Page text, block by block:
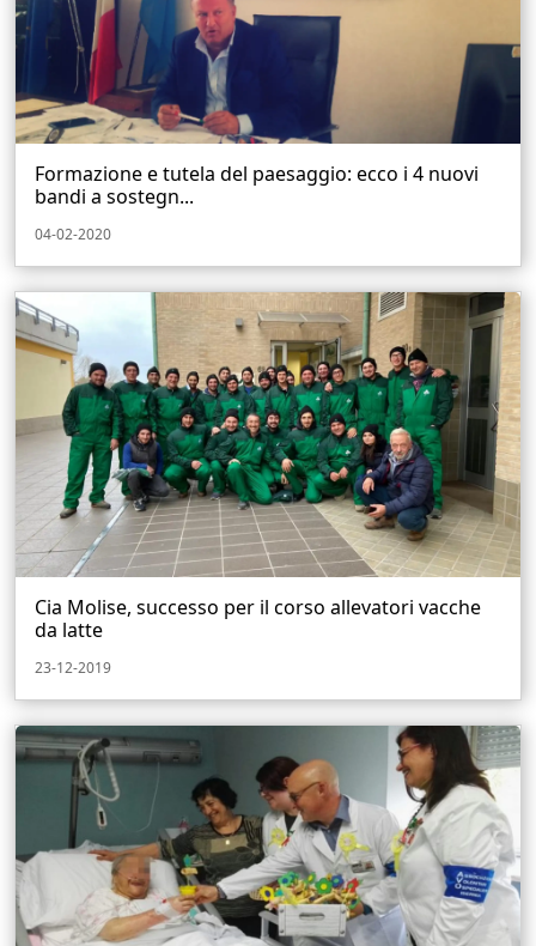
Formazione e tutela del paesaggio: ecco i 4 nuovi
bandi a sostegn...
04-02-2020
Cia Molise, successo per il corso allevatori vacche
da latte
23-12-2019